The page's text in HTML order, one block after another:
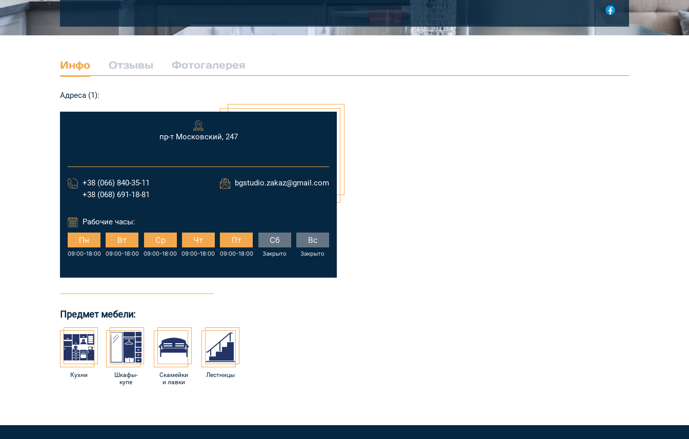
Инфо Отзывы Фотогалерея
Адреса (1):
пр-т Московский, 247
+38 (066) 840-35-11
+38 (068) 691-18-81
bgstudio.zakaz@gmail.com
Рабочие часы:
Пн
09:00-18:00
Вт
09:00-18:00
Ср
09:00-18:00
Чт
09:00-18:00
Пт
09:00-18:00
Сб
Закрыто
Вс
Закрыто
Предмет мебели:
Кухни
Шкафы-
купе
Скамейки
и лавки
Лестницы